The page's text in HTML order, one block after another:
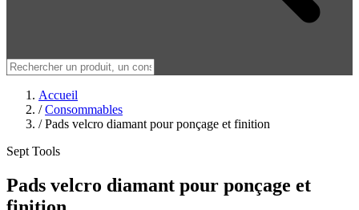
Accueil
/ Consommables
/ Pads velcro diamant pour ponçage et finition
Sept Tools
Pads velcro diamant pour ponçage et